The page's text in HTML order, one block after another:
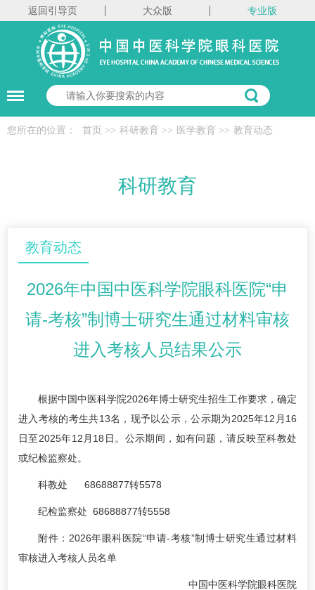
返回引导页 大众版 专业版
您所在的位置： 首页 >> 科研教育 >> 医学教育 >> 教育动态
科研教育
教育动态
2026年中国中医科学院眼科医院“申
请-考核”制博士研究生通过材料审核
进入考核人员结果公示
根据中国中医科学院2026年博士研究生招生工作要求，确定
进入考核的考生共13名，现予以公示，公示期为2025年12月16
日至2025年12月18日。公示期间，如有问题，请反映至科教处
或纪检监察处。
科教处 68688877转5578
纪检监察处 68688877转5558
附件：2026年眼科医院“申请-考核”制博士研究生通过材料
审核进入考核人员名单
中国中医科学院眼科医院